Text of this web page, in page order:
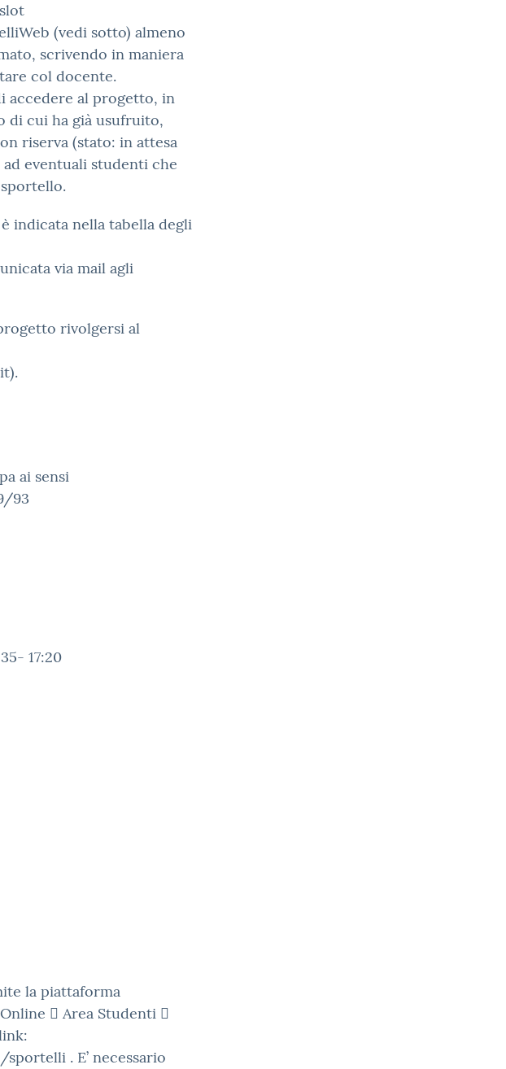
(vedi sotto) almeno
scrivendo in maniera
col docente.
accedere al progetto, in
di cui ha già usufruito,
riserva (stato: in attesa
eventuali studenti che
indicata nella tabella degli
via mail agli
rivolgersi al
ai sensi
93
17:20
la piattaforma
 Area Studenti 
. E’ necessario